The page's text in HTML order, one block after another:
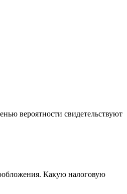
вероятности свидетельствуют
Какую налоговую